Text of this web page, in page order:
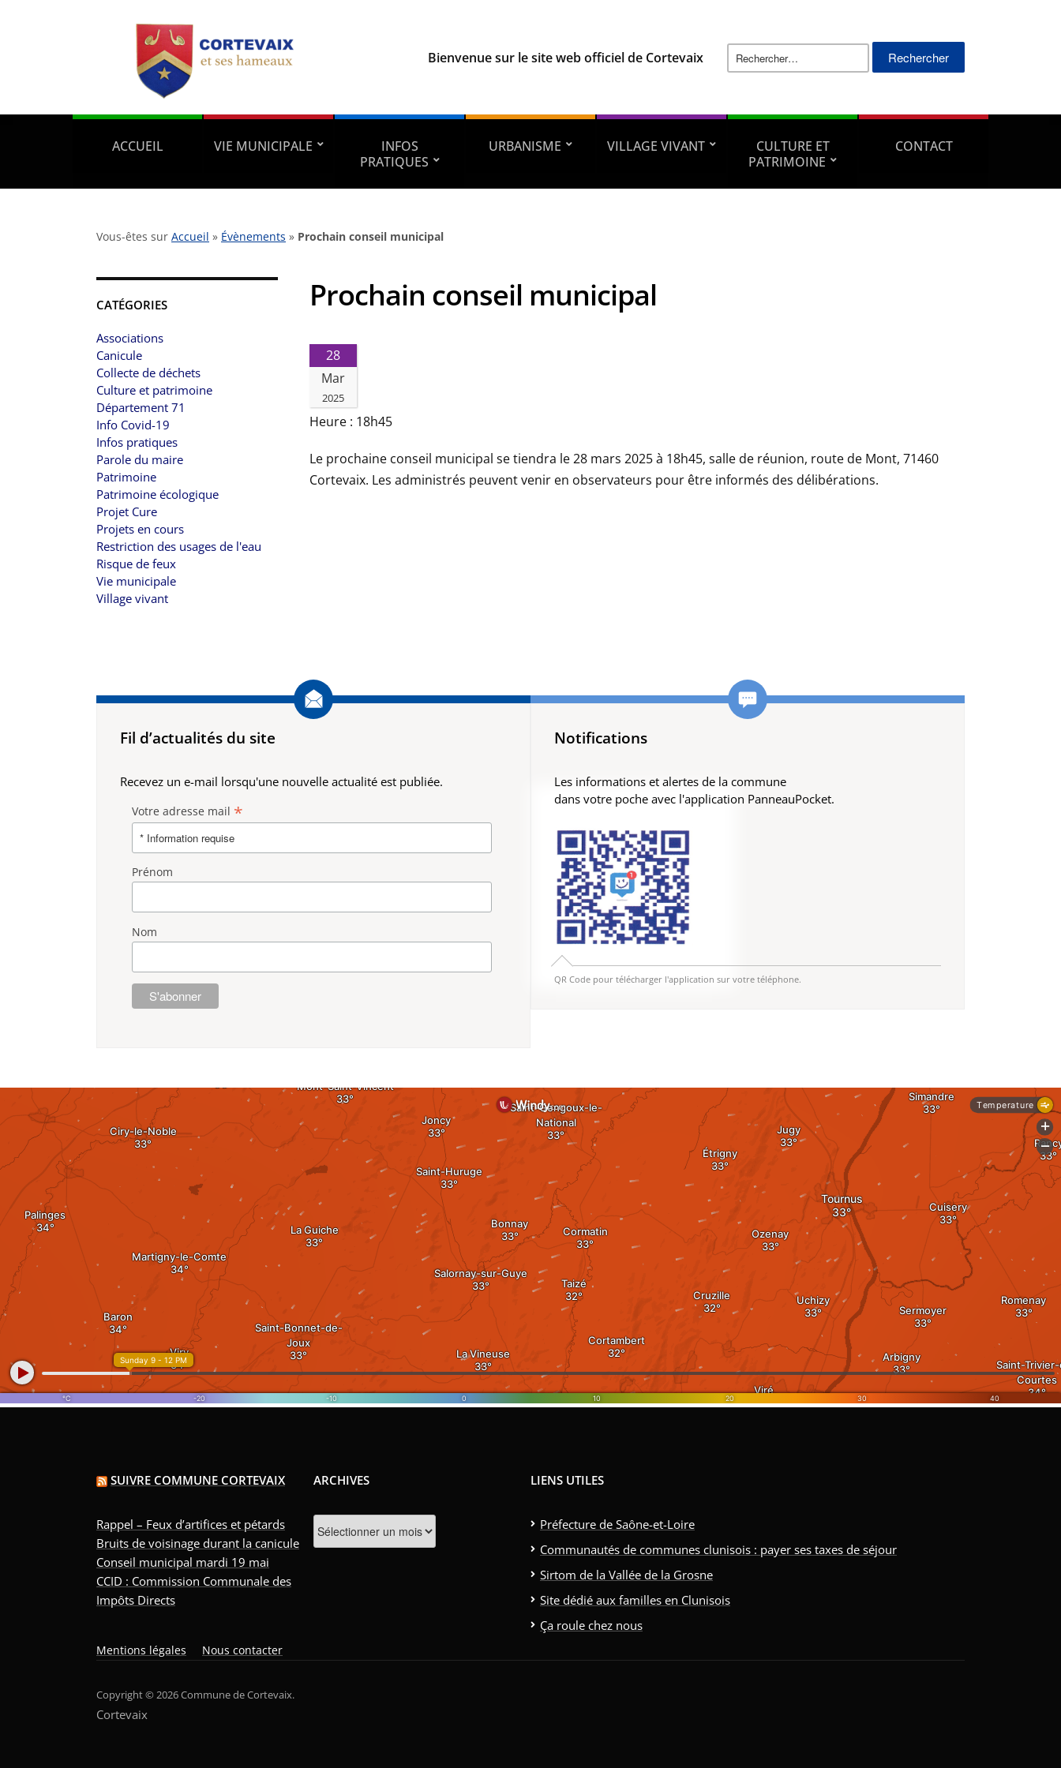
Bienvenue sur le site web officiel de Cortevaix
Rechercher :
ACCUEIL VIE MUNICIPALE
INFOS
PRATIQUES
URBANISME VILLAGE VIVANT
CULTURE ET
PATRIMOINE
CONTACT
Vous-êtes sur Accueil » Évènements » Prochain conseil municipal
CATÉGORIES
Associations
Canicule
Collecte de déchets
Culture et patrimoine
Département 71
Info Covid-19
Infos pratiques
Parole du maire
Patrimoine
Patrimoine écologique
Projet Cure
Projets en cours
Restriction des usages de l'eau
Risque de feux
Vie municipale
Village vivant
Prochain conseil municipal
28
Mar
2025
Heure : 18h45
Le prochaine conseil municipal se tiendra le 28 mars 2025 à 18h45, salle de réunion, route de Mont, 71460
Cortevaix. Les administrés peuvent venir en observateurs pour être informés des délibérations.
Fil d’actualités du site
Recevez un e-mail lorsqu'une nouvelle actualité est publiée.
Votre adresse mail *
Prénom
Nom
Notifications
Les informations et alertes de la commune
dans votre poche avec l'application PanneauPocket.
QR Code pour télécharger l'application sur votre téléphone.
SUIVRE COMMUNE CORTEVAIX
Rappel – Feux d’artifices et pétards
Bruits de voisinage durant la canicule
Conseil municipal mardi 19 mai
CCID : Commission Communale des
Impôts Directs
ARCHIVES LIENS UTILES
Préfecture de Saône-et-Loire
Communautés de communes clunisois : payer ses taxes de séjour
Sirtom de la Vallée de la Grosne
Site dédié aux familles en Clunisois
Ça roule chez nous
Mentions légales Nous contacter
Copyright © 2026 Commune de Cortevaix.
Cortevaix